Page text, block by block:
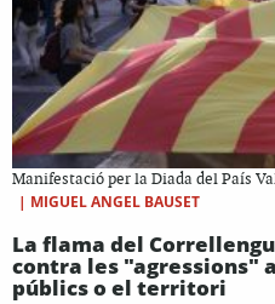
Manifestació per la Diada del País
| MIGUEL ANGEL BAUSET
La flama del
contra les "agressions"
públics o el territori